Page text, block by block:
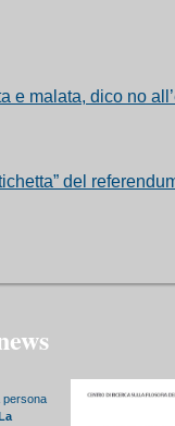
e malata, dico no
del
persona